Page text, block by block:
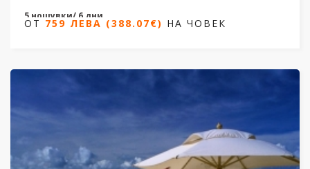
5 нощувки/ 6 дни
759 ЛЕВА (388.07€)
ОТ 759 ЛЕВА (388.07€) НА ЧОВЕК